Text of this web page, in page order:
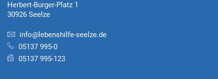
Herbert-Burger-Platz 1
30926 Seelze
info@lebenshilfe-seelze.de
05137 995-0
05137 995-123